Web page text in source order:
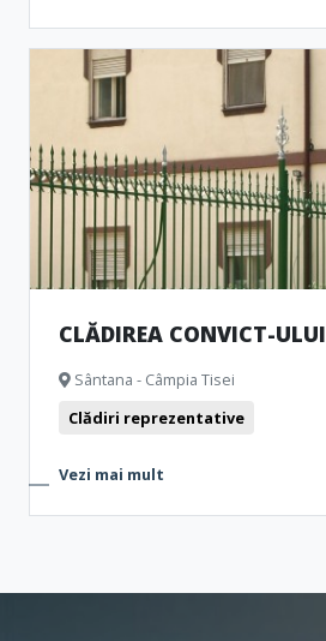
CLĂDIREA CONVICT-ULUI
Sântana - Câmpia Tisei
Clădiri reprezentative
Vezi mai mult